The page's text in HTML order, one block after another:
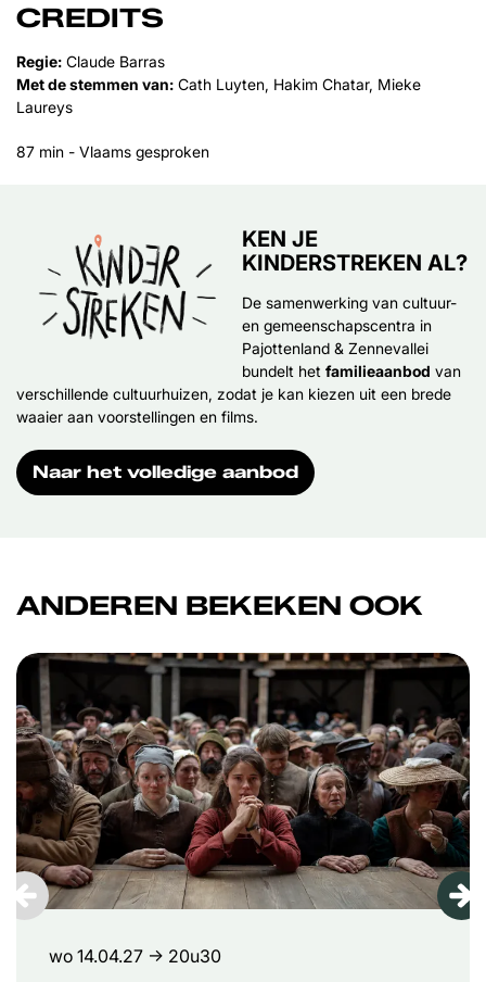
CREDITS
Regie: Claude Barras
Met de stemmen van: Cath Luyten, Hakim Chatar, Mieke
Laureys
87 min - Vlaams gesproken
KEN JE
KINDERSTREKEN AL?
De samenwerking van cultuur-
en gemeenschapscentra in
Pajottenland & Zennevallei
bundelt het familieaanbod van
verschillende cultuurhuizen, zodat je kan kiezen uit een brede
waaier aan voorstellingen en films.
Naar het volledige aanbod
ANDEREN BEKEKEN OOK
Overslaan
wo 14.04.27 → 20u30